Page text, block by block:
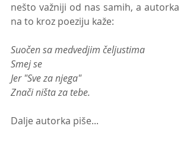
nešto važniji od nas samih, a autorka
na to kroz poeziju kaže:
Suočen sa medvedjim čeljustima
Smej se
Jer "Sve za njega"
Znači ništa za tebe.
Dalje autorka piše...